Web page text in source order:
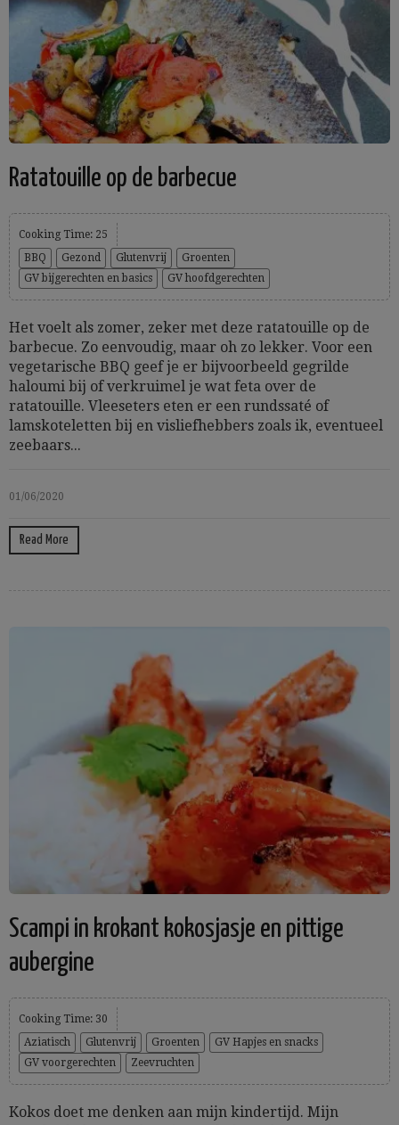
Ratatouille op de barbecue
Cooking Time: 25
BBQ
Gezond Glutenvrij
Groenten
GV bijgerechten en basics
GV hoofdgerechten
Het voelt als zomer, zeker met deze ratatouille op de
barbecue. Zo eenvoudig, maar oh zo lekker. Voor een
vegetarische BBQ geef je er bijvoorbeeld gegrilde
haloumi bij of verkruimel je wat feta over de
ratatouille. Vleeseters eten er een rundssaté of
lamskoteletten bij en visliefhebbers zoals ik, eventueel
zeebaars...
01/06/2020
Read More
Scampi in krokant kokosjasje en pittige
aubergine
Cooking Time: 30
Aziatisch
Glutenvrij Groenten
GV Hapjes en snacks
GV voorgerechten
Zeevruchten
Kokos doet me denken aan mijn kindertijd. Mijn